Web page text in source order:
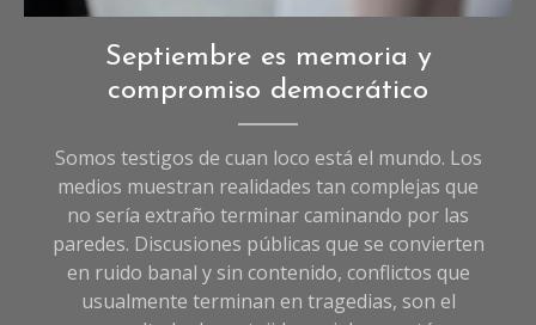
Opinión,
Sociedad
Septiembre es memoria y
compromiso democrático
Somos testigos de cuan loco está el mundo. Los
medios muestran realidades tan complejas que
no sería extraño terminar caminando por las
paredes. Discusiones públicas que se convierten
en ruido banal y sin contenido, conflictos que
usualmente terminan en tragedias, son el